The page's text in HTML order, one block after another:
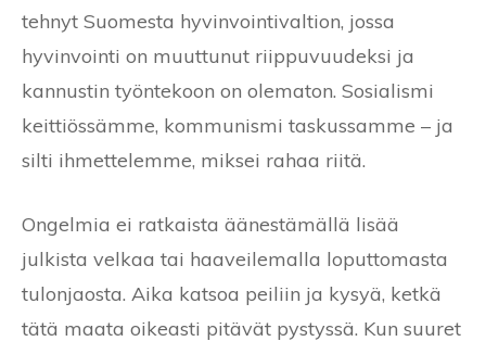
tehnyt Suomesta hyvinvointivaltion, jossa
hyvinvointi on muuttunut riippuvuudeksi ja
kannustin työntekoon on olematon. Sosialismi
keittiössämme, kommunismi taskussamme – ja
silti ihmettelemme, miksei rahaa riitä.
Ongelmia ei ratkaista äänestämällä lisää
julkista velkaa tai haaveilemalla loputtomasta
tulonjaosta. Aika katsoa peiliin ja kysyä, ketkä
tätä maata oikeasti pitävät pystyssä. Kun suuret